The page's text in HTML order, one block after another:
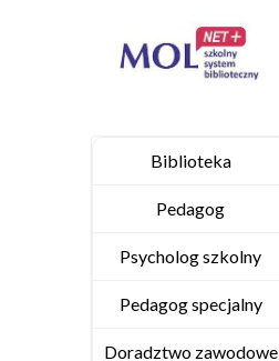
Biblioteka
Pedagog
Psycholog szkolny
Pedagog specjalny
Doradztwo zawodowe